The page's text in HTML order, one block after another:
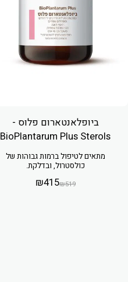
ביופלאנטארום פלוס -
BioPlantarum Plus Sterols
מתאים לטיפול ברמות גבוהות של
כולסטרול, ובדלקת.
₪519
₪415